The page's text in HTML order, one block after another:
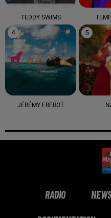
TEDDY SWIMS
4
JÉRÉMY FREROT
5
RADIO